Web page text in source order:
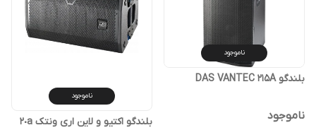
ناموجود
بلندگو DAS VANTEC 215A
ناموجود
ناموجود
بلندگو اکتیو و لاین اری ونتک ٢٠a